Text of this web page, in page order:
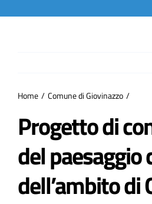
Home Comune di Giovinazzo
Progetto di
del
dell’ambito di